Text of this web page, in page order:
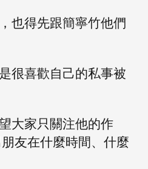
也得先跟簡寧竹他們
很喜歡自己的私事被
大家只關注他的作
友在什麼時間、什麼